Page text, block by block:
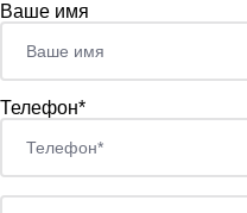
Ваше имя
Телефон*